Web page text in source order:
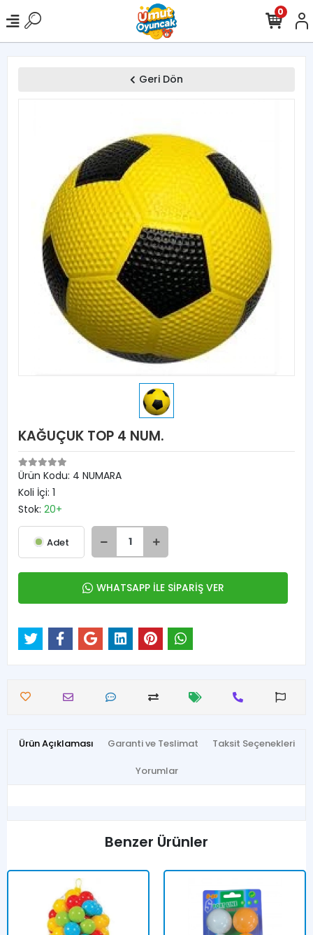
0
Geri Dön
KAĞUÇUK TOP 4 NUM.
Ürün Kodu: 4 NUMARA
Koli İçi: 1
Stok: 20+
Adet
WHATSAPP İLE SİPARİŞ VER
Ürün Açıklaması Garanti ve Teslimat Taksit Seçenekleri
Yorumlar
Benzer Ürünler